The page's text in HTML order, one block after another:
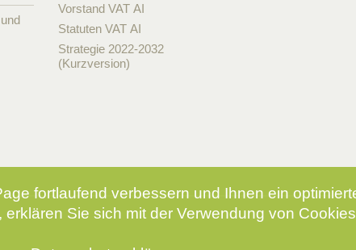
Vorstand VAT AI
Statuten VAT AI
Strategie 2022-2032
(Kurzversion)
fortlaufend verbessern und Ihnen ein
Sie sich mit der Verwendung von